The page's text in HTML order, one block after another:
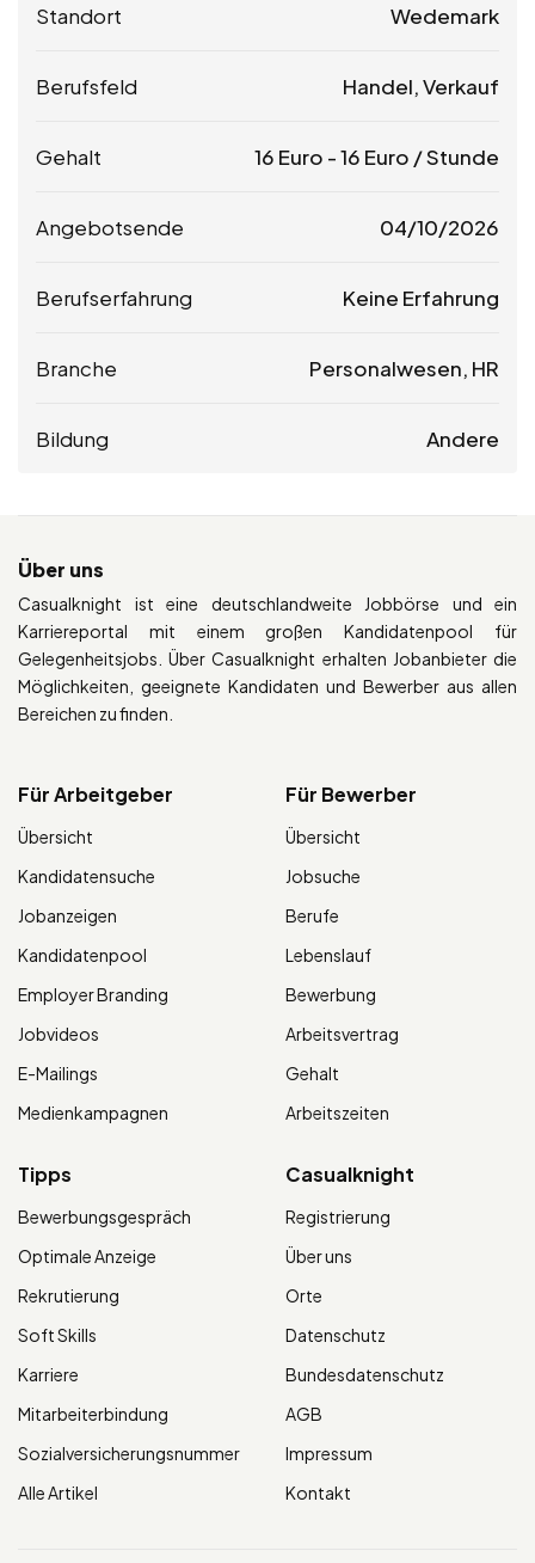
Standort Wedemark
Berufsfeld Handel, Verkauf
Gehalt 16 Euro -16 Euro / Stunde
Angebotsende 04/10/2026
Berufserfahrung Keine Erfahrung
Branche Personalwesen, HR
Bildung Andere
Über uns
Casualknight ist eine deutschlandweite Jobbörse und ein
Karriereportal mit einem großen Kandidatenpool für
Gelegenheitsjobs. Über Casualknight erhalten Jobanbieter die
Möglichkeiten, geeignete Kandidaten und Bewerber aus allen
Bereichen zu finden.
Für Arbeitgeber
Übersicht
Kandidatensuche
Jobanzeigen
Kandidatenpool
Employer Branding
Jobvideos
E-Mailings
Medienkampagnen
Für Bewerber
Übersicht
Jobsuche
Berufe
Lebenslauf
Bewerbung
Arbeitsvertrag
Gehalt
Arbeitszeiten
Tipps
Bewerbungsgespräch
Optimale Anzeige
Rekrutierung
Soft Skills
Karriere
Mitarbeiterbindung
Sozialversicherungsnummer
Alle Artikel
Casualknight
Registrierung
Über uns
Orte
Datenschutz
Bundesdatenschutz
AGB
Impressum
Kontakt